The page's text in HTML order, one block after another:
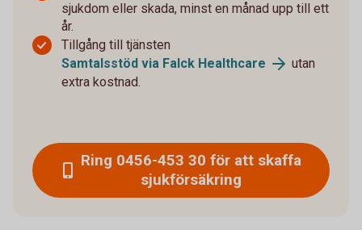
sjukdom eller skada, minst en månad upp till ett
år.
Tillgång till tjänsten
Samtalsstöd via Falck Healthcare
utan
extra kostnad.
Ring 0456-453 30 för att skaffa
sjukförsäkring